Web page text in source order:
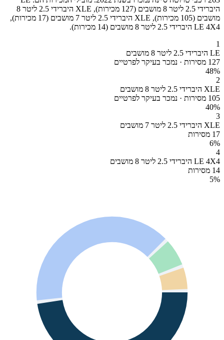
היברידי 2.5 ליטר 8 מושבים (127 מכירות), XLE היברידי 2.5 ליטר 8
מושבים (105 מכירות), XLE היברידי 2.5 ליטר 7 מושבים (17 מכירות),
LE 4X4 היברידי 2.5 ליטר 8 מושבים (14 מכירות).
1
LE היברידי 2.5 ליטר 8 מושבים
127 מסירות · נמכר בעיקר לפרטיים
48%
2
XLE היברידי 2.5 ליטר 8 מושבים
105 מסירות · נמכר בעיקר לפרטיים
40%
3
XLE היברידי 2.5 ליטר 7 מושבים
17 מסירות
6%
4
LE 4X4 היברידי 2.5 ליטר 8 מושבים
14 מסירות
5%